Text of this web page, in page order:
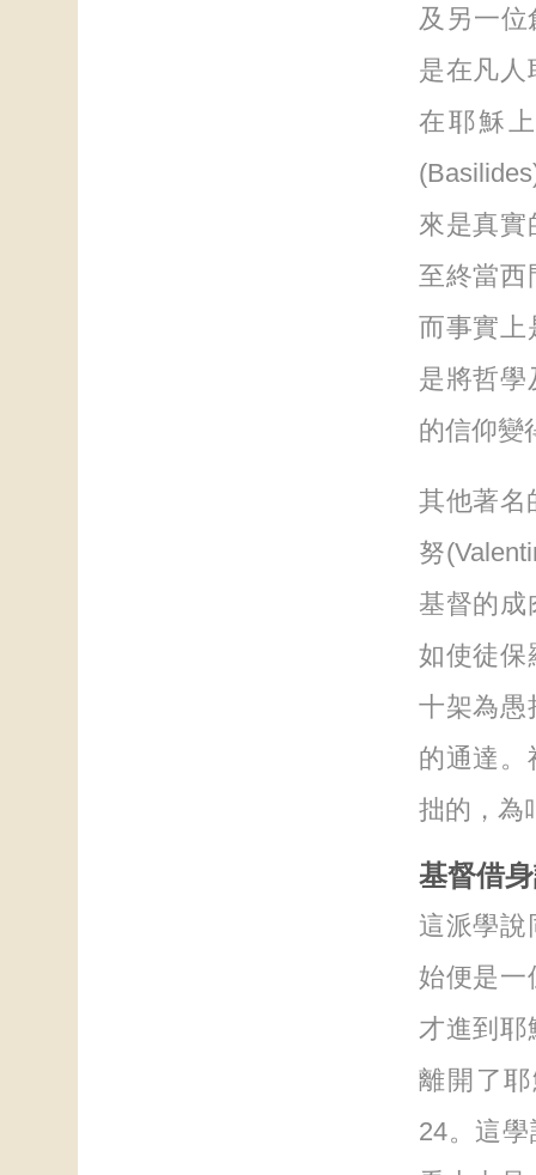
及另一位
是在凡人
在耶穌
來是真實
至終當西
而事實上
是將哲學
的信仰變
其他著名
努
基督的成
如使徒保
十架為愚
的通達。
拙的，為
基督借
這派學說
始便是一
才進到耶
離開了
24。這